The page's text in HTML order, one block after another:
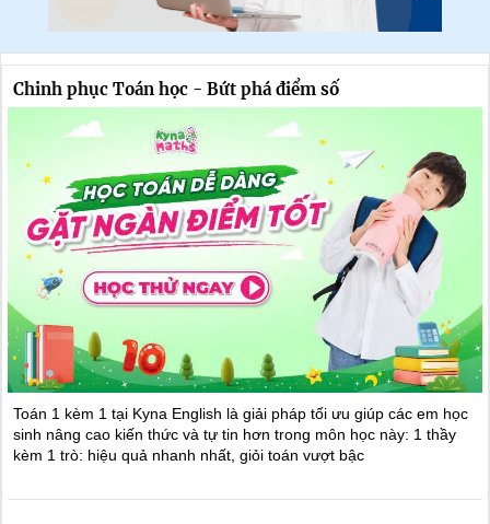
Chinh phục Toán học - Bứt phá điểm số
Toán 1 kèm 1 tại Kyna English là giải pháp tối ưu giúp các em học
sinh nâng cao kiến thức và tự tin hơn trong môn học này: 1 thầy
kèm 1 trò: hiệu quả nhanh nhất, giỏi toán vượt bậc